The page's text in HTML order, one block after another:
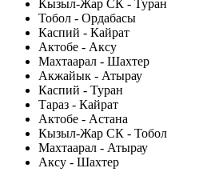
Кызыл-Жар СК - Туран
Тобол - Ордабасы
Каспий - Кайрат
Актобе - Аксу
Махтаарал - Шахтер
Акжайык - Атырау
Каспий - Туран
Тараз - Кайрат
Актобе - Астана
Кызыл-Жар СК - Тобол
Махтаарал - Атырау
Аксу - Шахтер